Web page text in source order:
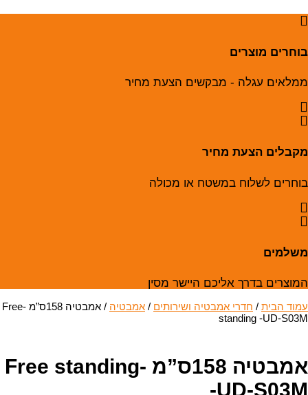
בוחרים מוצרים
ממלאים עגלה - מבקשים הצעת מחיר
מקבלים הצעת מחיר
בוחרים לשלוח במשטח או מכולה
משלמים
המוצרים בדרך אליכם היישר מסין
עמוד הבית / חדרי אמבטיה ושירותים / אמבטיה
/ אמבטיה 158ס”מ -Free
standing -UD-S03M
אמבטיה 158ס”מ -Free standing
-UD-S03M